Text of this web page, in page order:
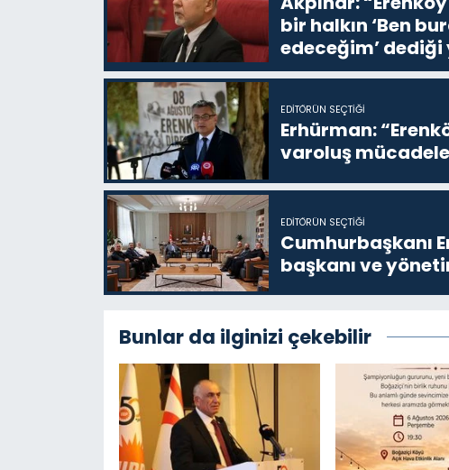
bir halkın ‘Ben
edeceğim’ dediği
EDITÖRÜN SEÇTIĞI
Erhürman:
varoluş
EDITÖRÜN SEÇTIĞI
Cumhurbaşkanı
başkanı ve
Bunlar da ilginizi çekebilir